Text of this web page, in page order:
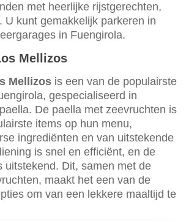
met heerlijke rijstgerechten,
U kunt gemakkelijk parkeren in
in Fuengirola.
Mellizos
Mellizos is een van de populairste
gespecialiseerd in
De paella met zeevruchten is
items op hun menu,
ingrediënten en van uitstekende
is snel en efficiënt, en de
uitstekend. Dit, samen met de
maakt het een van de
om van een lekkere maaltijd te